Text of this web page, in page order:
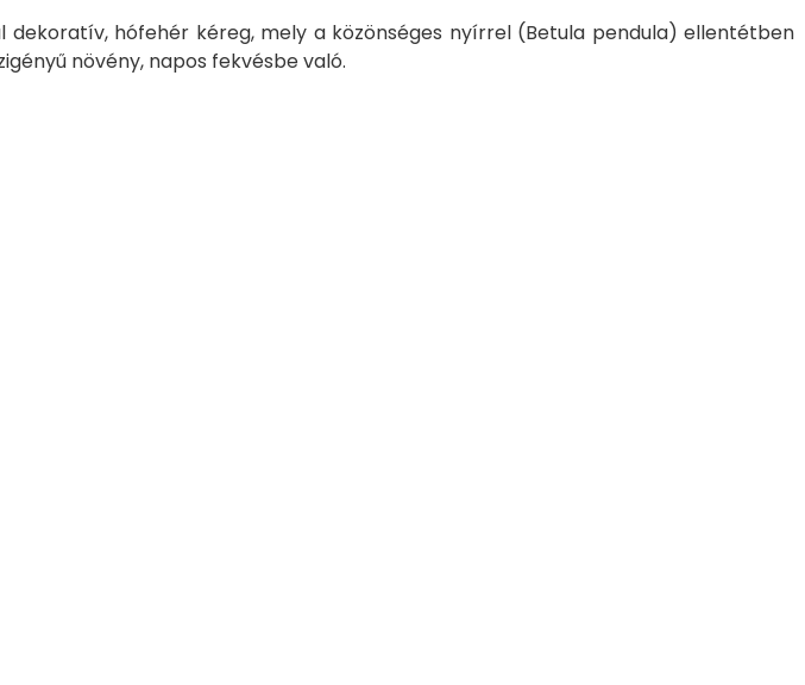
dekoratív, hófehér kéreg, mely a közönséges nyírrel (Betula pendula) ellentétben
növény, napos fekvésbe való.